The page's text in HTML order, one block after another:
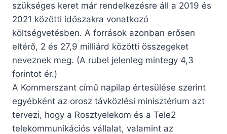
szükséges keret már rendelkezésre áll a 2019 és
2021 közötti időszakra vonatkozó
költségvetésben. A források azonban erősen
eltérő, 2 és 27,9 milliárd közötti összegeket
neveznek meg. (A rubel jelenleg mintegy 4,3
forintot ér.)
A Kommerszant című napilap értesülése szerint
egyébként az orosz távközlési minisztérium azt
tervezi, hogy a Rosztyelekom és a Tele2
telekommunikációs vállalat, valamint az